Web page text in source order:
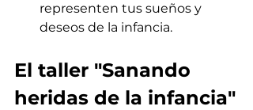
representen tus sueños y
deseos de la infancia.
El taller "Sanando
heridas de la infancia"